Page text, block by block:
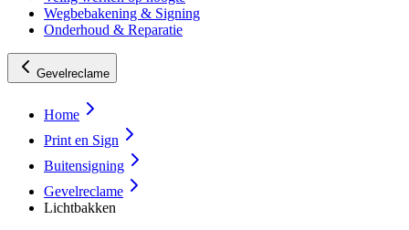
Wegbebakening & Signing
Onderhoud & Reparatie
Gevelreclame
Home
Print en Sign
Buitensigning
Gevelreclame
Lichtbakken